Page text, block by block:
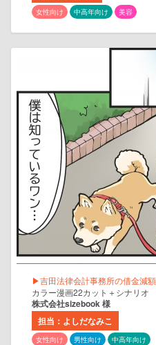
女性向け 中高年向け 美容
▶吉田法律会計事務所の借金減
カラー漫画22カット＋シナリオ
株式会社sizebook 様
担当：よしだなみこ
女性向け 男性向け 中高年向け